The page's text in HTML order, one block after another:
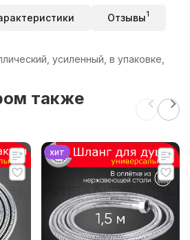
Отзывы1
усиленный, в упаковке,
также
хит